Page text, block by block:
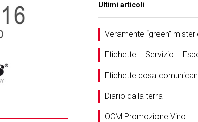
Ultimi articoli
Veramente “green”
Etichette – Servizio –
Etichette cosa
Diario dalla terra
OCM Promozione Vino